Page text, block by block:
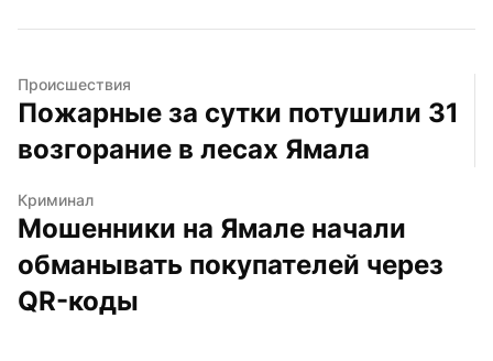
Происшествия
Пожарные за сутки потушили 31
возгорание в лесах Ямала
Криминал
Мошенники на Ямале начали
обманывать покупателей через
QR-коды